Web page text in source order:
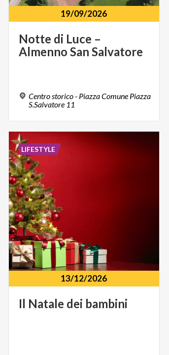
19/09/2026
Notte di Luce –
Almenno San Salvatore
Centro storico - Piazza Comune Piazza
S.Salvatore 11
13/12/2026
Il Natale dei bambini
LIFESTYLE